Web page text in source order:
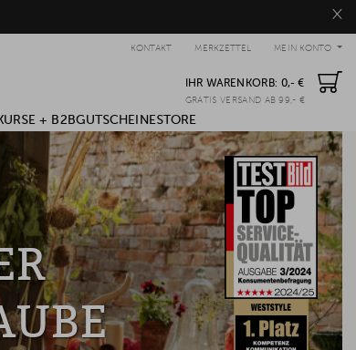
×
MEIN KONTO
MERKZETTEL
KONTAKT
IHR WARENKORB: 0,- €
GRATIS VERSAND AB 99,- €
+ B2BGUTSCHEINESTORE